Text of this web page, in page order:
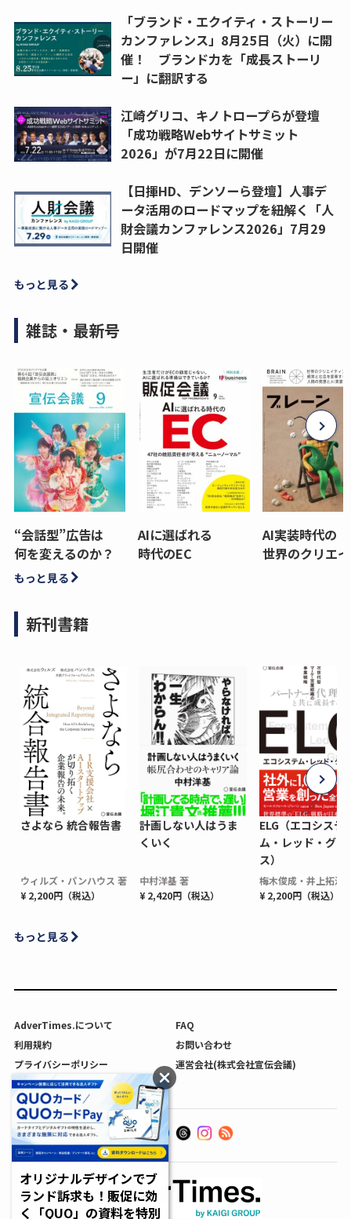
「ブランド・エクイティ・ストーリー
カンファレンス」8月25日（火）に開
催！ ブランド力を「成長ストーリ
ー」に翻訳する
江崎グリコ、キノトロープらが登壇
「成功戦略Webサイトサミット
2026」が7月22日に開催
【日揮HD、デンソーら登壇】人事デ
ータ活用のロードマップを紐解く「人
財会議カンファレンス2026」7月29
日開催
もっと見る
雑誌・最新号
“会話型”広告は
何を変えるのか？
AIに選ばれる
時代のEC
AI実装時代の
世界のクリエ
もっと見る
新刊書籍
さよなら 統合報告書
ウィルズ・パンハウス 著
¥ 2,200円（税込）
計画しない人はうま
くいく
中村洋基 著
¥ 2,420円（税込）
ELG（エコシステ
ム・レッド・グロ
ス）
梅木俊成・井上拓海
¥ 2,200円（税込）
もっと見る
AdverTimes.について
FAQ
利用規約
お問い合わせ
プライバシーポリシー
運営会社(株式会社宣伝会議)
利用者情報の外部送信について
オリジナルデザインでブ
ランド訴求も！販促に効
く「QUO」の資料を特別